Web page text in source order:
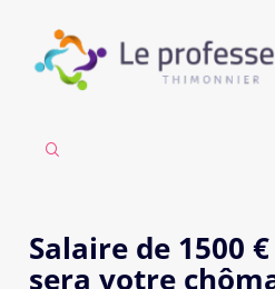
Salaire de 1500
sera votre